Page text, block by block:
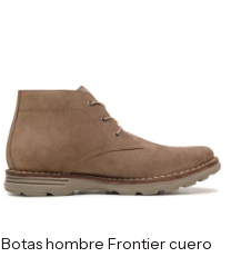
Botas hombre Frontier cuero